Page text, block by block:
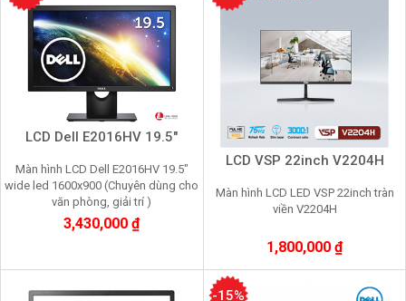
LCD Dell E2016HV 19.5"
Màn hình LCD Dell E2016HV 19.5"
wide led 1600x900 (Chuyên dùng cho
văn phòng, giải trí )
3,430,000 ₫
LCD VSP 22inch V2204H
Màn hình LCD LED VSP 22inch tràn
viền V2204H
1,800,000 ₫
-15%